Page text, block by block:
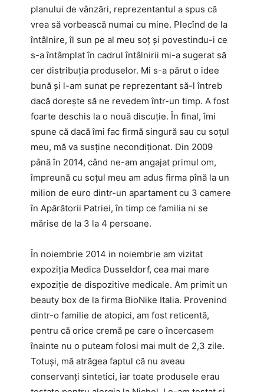
planului de vânzări, reprezentantul a spus că
vrea să vorbească numai cu mine. Plecînd de la
întâlnire, îl sun pe al meu soţ şi povestindu-i ce
s-a întâmplat în cadrul întâlnirii mi-a sugerat să
cer distribuţia produselor. Mi s-a părut o idee
bună și l-am sunat pe reprezentant să-l întreb
dacă doreşte să ne revedem într-un timp. A fost
foarte deschis la o nouă discuție. În final, îmi
spune că dacă îmi fac firmă singură sau cu soţul
meu, mă va susţine necondiţionat. Din 2009
până în 2014, când ne-am angajat primul om,
împreună cu soţul meu am adus firma pînă la un
milion de euro dintr-un apartament cu 3 camere
în Apărătorii Patriei, în timp ce familia ni se
mărise de la 3 la 4 persoane.
În noiembrie 2014 in noiembrie am vizitat
expoziţia Medica Dusseldorf, cea mai mare
expoziţie de dispozitive medicale. Am primit un
beauty box de la firma BioNike Italia. Provenind
dintr-o familie de atopici, am fost reticentă,
pentru că orice cremă pe care o încercasem
înainte nu o puteam folosi mai mult de 2,3 zile.
Totuși, mă atrăgea faptul că nu aveau
conservanţi sintetici, iar toate produsele erau